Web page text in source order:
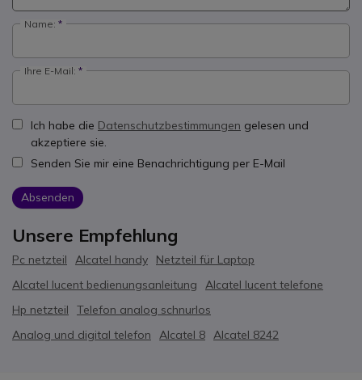
Name:
Ihre E-Mail:
Ich habe die Datenschutzbestimmungen gelesen und
akzeptiere sie.
Senden Sie mir eine Benachrichtigung per E-Mail
Absenden
Unsere Empfehlung
Pc netzteil Alcatel handy
Netzteil für Laptop
Alcatel lucent bedienungsanleitung
Alcatel lucent telefone
Hp netzteil
Telefon analog schnurlos
Analog und digital telefon
Alcatel 8 Alcatel 8242